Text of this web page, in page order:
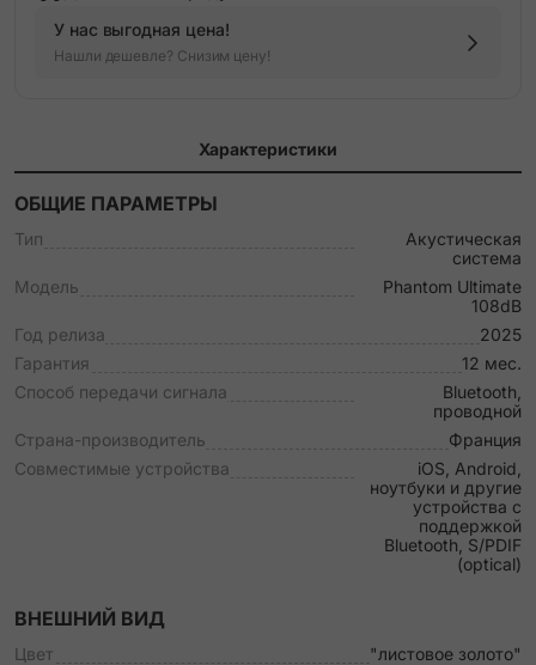
У нас выгодная цена!
Нашли дешевле? Снизим цену!
Характеристики
ОБЩИЕ ПАРАМЕТРЫ
Тип
Акустическая
система
Модель
Phantom Ultimate
108dB
Год релиза
2025
Гарантия
12 мес.
Способ передачи сигнала
Bluetooth,
проводной
Страна-производитель
Франция
Совместимые устройства
iOS, Android,
ноутбуки и другие
устройства с
поддержкой
Bluetooth, S/PDIF
(optical)
ВНЕШНИЙ ВИД
Цвет
"листовое золото"